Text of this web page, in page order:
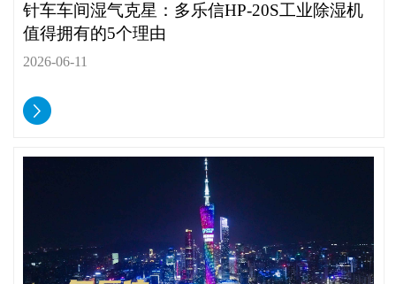
针车车间湿气克星：多乐信HP-20S工业除湿机
值得拥有的5个理由
2026-06-11